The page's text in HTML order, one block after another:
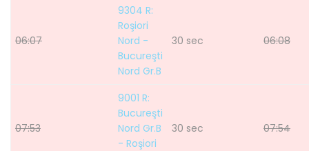
06:07
9304 R:
Roşiori
Nord -
Bucureşti
Nord Gr.B
30 sec 06:08
07:53
9001 R:
Bucureşti
Nord Gr.B
- Roşiori
30 sec 07:54